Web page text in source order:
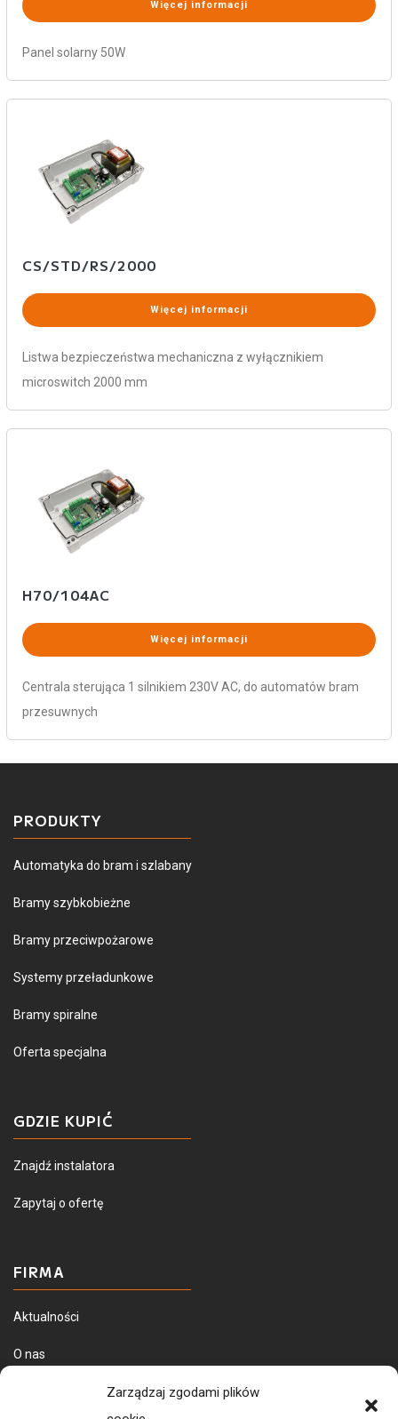
Zarządzaj zgodami plików
Więcej informacji
Panel solarny 50W
CS/STD/RS/2000
Więcej informacji
Listwa bezpieczeństwa mechaniczna z wyłącznikiem
microswitch 2000 mm
H70/104AC
Więcej informacji
Centrala sterująca 1 silnikiem 230V AC, do automatów bram
przesuwnych
PRODUKTY
Automatyka do bram i szlabany
Bramy szybkobieżne
Bramy przeciwpożarowe
Systemy przeładunkowe
Bramy spiralne
Oferta specjalna
GDZIE KUPIĆ
Znajdź instalatora
Zapytaj o ofertę
FIRMA
Aktualności
O nas
Dostawa towarów